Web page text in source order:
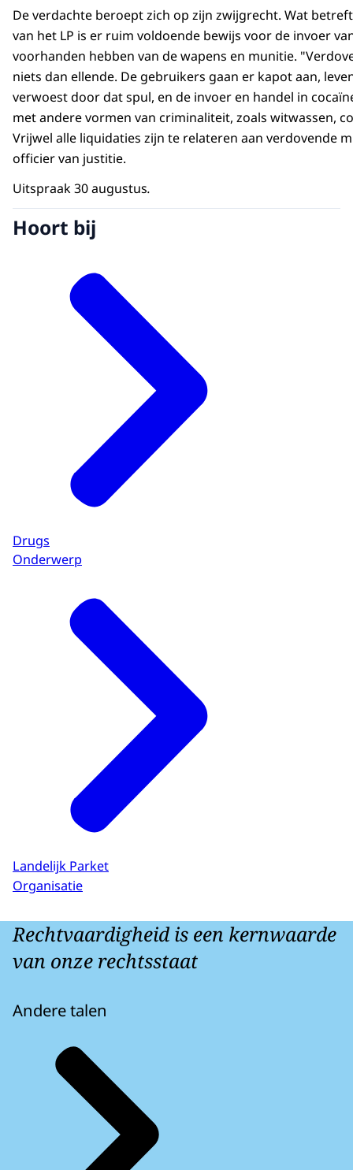
De verdachte beroept zich op zijn zwijgrecht. Wat
van het LP is er ruim voldoende bewijs voor de invoer
voorhanden hebben van de wapens en munitie.
niets dan ellende. De gebruikers gaan er kapot aan,
verwoest door dat spul, en de invoer en handel in
met andere vormen van criminaliteit, zoals witwassen,
Vrijwel alle liquidaties zijn te relateren aan verdovende
officier van justitie.
Uitspraak 30 augustus.
Hoort bij
Drugs
Onderwerp
Landelijk Parket
Organisatie
Rechtvaardigheid is een kernwaarde
van onze rechtsstaat
Andere talen